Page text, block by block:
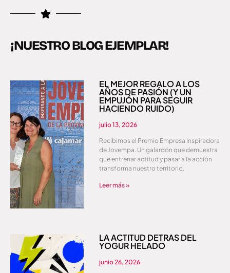
¡NUESTRO BLOG EJEMPLAR!
EL MEJOR REGALO A LOS
AÑOS DE PASIÓN (Y UN
EMPUJÓN PARA SEGUIR
HACIENDO RUIDO)
julio 13, 2026
Recibimos el Premio Empresa Inspiradora
de Jovempa. Un galardón que demuestra
que entrenar actitud y pasar a la acción
transforma nuestro territorio.
Leer más »
LA ACTITUD DETRÁS DEL
YOGUR HELADO
junio 26, 2026